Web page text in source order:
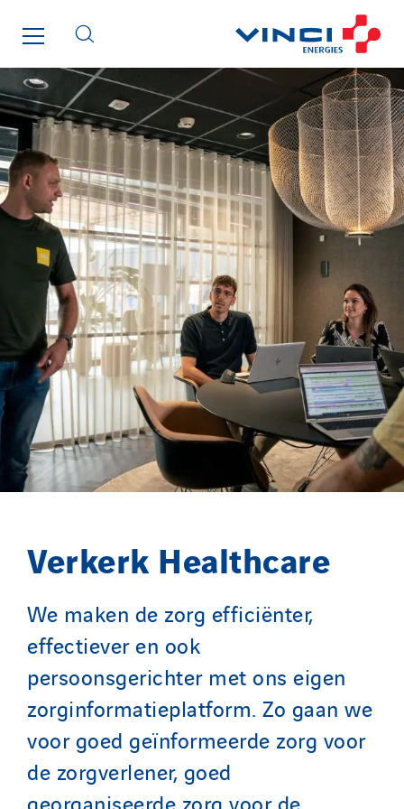
Verkerk Healthcare
We maken de zorg efficiënter,
effectiever en ook
persoonsgerichter met ons eigen
zorginformatieplatform. Zo gaan we
voor goed geïnformeerde zorg voor
de zorgverlener, goed
georganiseerde zorg voor de
Saga Tertiaire
Salendre Réseaux
Santerne Alsace
Santerne Angouleme
Santerne Aquitaine
Santerne Champagne Ardenne
Santerne Fluides
Santerne IDF
Santerne Marseille
Santerne Tertiaire et Santé
Sarrasola
Schoro Electricité
Schuh Bodentechnik
SCIE Puy de Dome
SDEL Atlantis
SDEL Grand Ouest
SDEL Navis
SDEL Tertiaire
SDEL Transport Services
Sedam
SEDD
Service One Alliance
Seves
SKE-International
Smart Building Energies